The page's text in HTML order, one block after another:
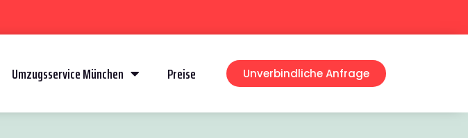
Umzugsservice München Preise Unverbindliche Anfrage